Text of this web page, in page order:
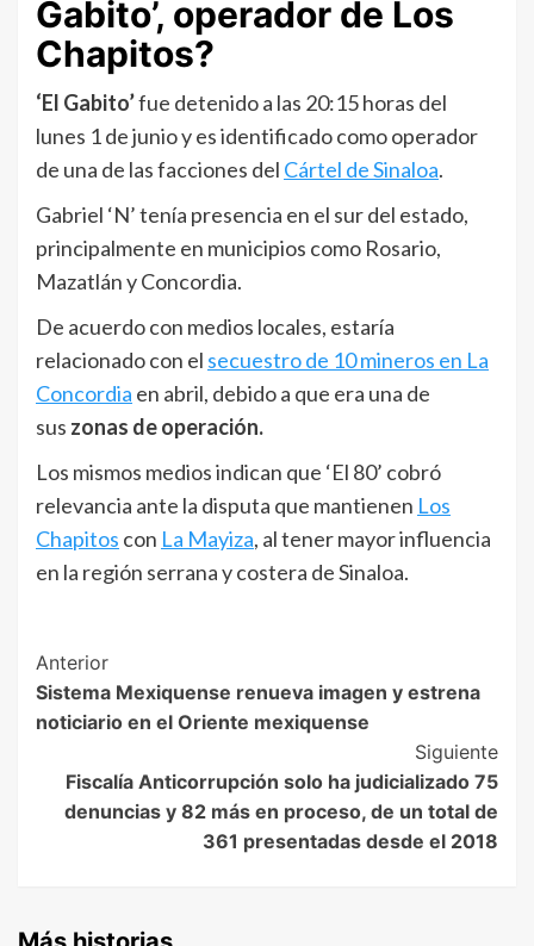
Gabito’, operador de Los
Chapitos?
‘El Gabito’fue detenido a las 20:15 horas del
lunes 1 de junio y es identificado como operador
de una de las facciones del Cártel de Sinaloa.
Gabriel ‘N’ tenía presencia en el sur del estado,
principalmente en municipios como Rosario,
Mazatlán y Concordia.
De acuerdo con medios locales, estaría
relacionado con el secuestro de 10 mineros en La
Concordia en abril, debido a que era una de
sus zonas de operación.
Los mismos medios indican que ‘El 80’ cobró
relevancia ante la disputa que mantienen Los
Chapitos con La Mayiza, al tener mayor influencia
en la región serrana y costera de Sinaloa.
Post
Navigation
Anterior
Sistema Mexiquense renueva imagen y estrena
noticiario en el Oriente mexiquense
Siguiente
Fiscalía Anticorrupción solo ha judicializado 75
denuncias y 82 más en proceso, de un total de
361 presentadas desde el 2018